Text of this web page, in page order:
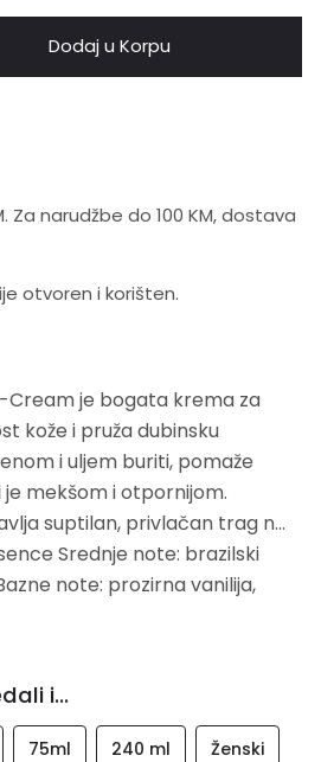
Dodaj u Korpu
Za narudžbe do 100 KM, dostava
otvoren i korišten.
Cream je bogata krema za
kože i pruža dubinsku
mekšom i otpornijom.
suptilan, privlačan trag na
Srednje note: brazilski
note: prozirna vanilija,
i...
75ml 240 ml Ženski